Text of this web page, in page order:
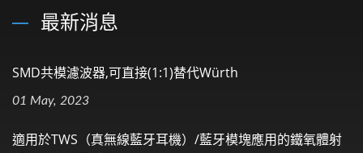
最新消息
SMD共模濾波器,可直接(1:1)替代Würth
01 May, 2023
適用於TWS（真無線藍牙耳機）/藍牙模塊應用的鐵氧體射